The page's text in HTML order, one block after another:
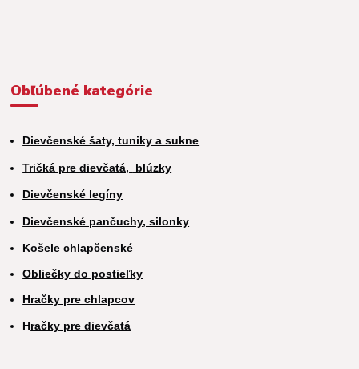
Obľúbené kategórie
Dievčenské šaty, tuniky a sukne
Tričká pre dievčatá, blúzky
Dievčenské legíny
Dievčenské pančuchy, silonky
Košele chlapčenské
Obliečky do postieľky
Hračky pre chlapcov
Hračky pre dievčatá